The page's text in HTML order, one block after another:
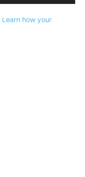
Learn how your